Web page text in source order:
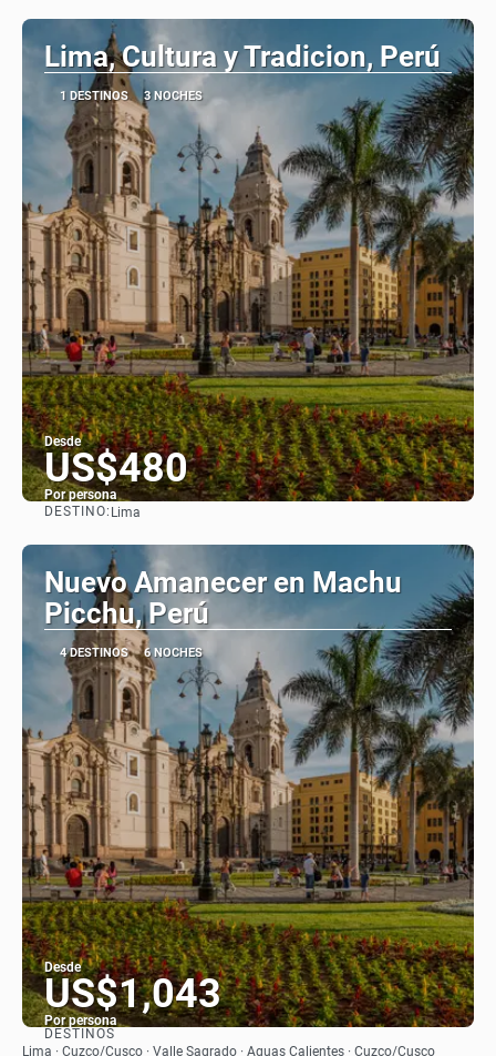
Lima, Cultura y Tradicion, Perú
1 DESTINOS 3 NOCHES
Desde
US$480
Por persona
DESTINO: Lima
Nuevo Amanecer en Machu
Picchu, Perú
4 DESTINOS 6 NOCHES
Desde
US$1,043
Por persona
Ver
DESTINOS
Lima · Cuzco/Cusco · Valle Sagrado · Aguas Calientes · Cuzco/Cusco